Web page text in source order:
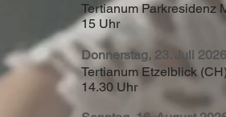
Tertianum Parkresidenz
15 Uhr
Donnerstag, 23. Juli
Tertianum Etzelblick
14.30 Uhr